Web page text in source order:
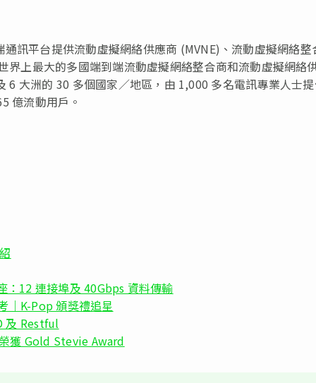
訊平台提供流動虛擬網絡供應商 (MVNE)、流動虛擬網絡整
界上最大的多國端到端流動虛擬網絡整合商和流動虛擬網絡
大洲的 30 多個國家／地區，由 1,000 多名電訊專業人士
億流動用戶。
12 連接埠及 40Gbps 資料傳輸
｜K-Pop 頒獎禮追星
及 Restful
獲 Gold Stevie Award